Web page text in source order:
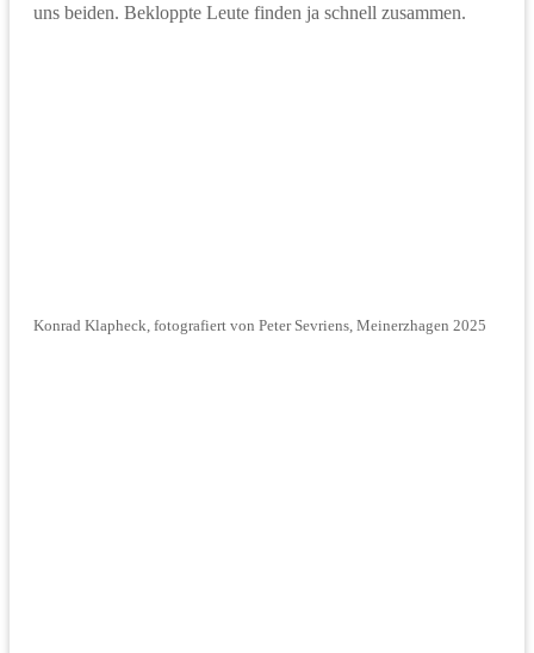
uns beiden. Bekloppte Leute finden ja schnell zusammen.
Konrad Klapheck, fotografiert von Peter Sevriens, Meinerzhagen 2025